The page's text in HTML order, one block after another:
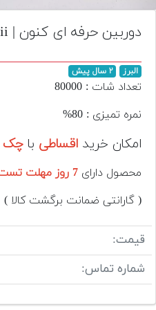
تجهیزات
مکث
افزودن
دست
قیمت
دوربین حرفه ای کنون | Canon 5D iii
البرز ۲ سال پیش
تعداد شات : 80000
نمره تمیزی : 80%
امکان خرید اقساطی با چک
محصول دارای 7 روز مهلت تست فنی
( گارانتی ضمانت برگشت کالا )
قیمت:
شماره تماس: